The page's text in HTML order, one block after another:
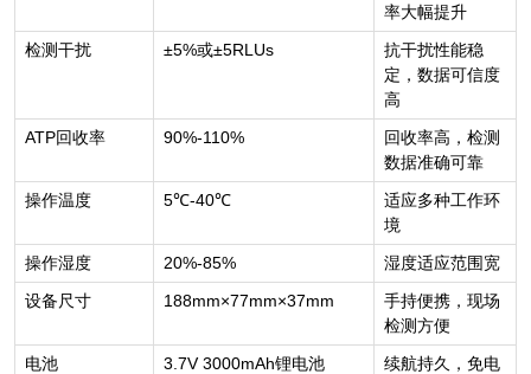
率大幅提升
检测干扰
±5%或±5RLUs
抗干扰性能稳
定，数据可信度
高
ATP回收率 90%-110%
回收率高，检测
数据准确可靠
操作温度
5℃-40℃
适应多种工作环
境
操作湿度
20%-85%
湿度适应范围宽
设备尺寸
188mm×77mm×37mm
手持便携，现场
检测方便
电池
3.7V 3000mAh锂电池
续航持久，免电